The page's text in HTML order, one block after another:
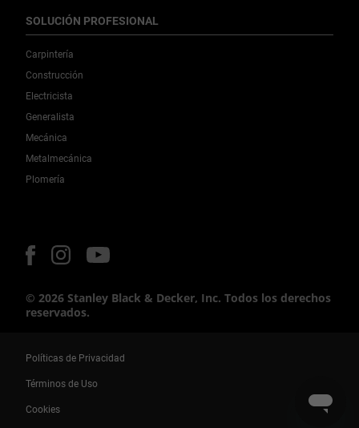
SOLUCIÓN PROFESIONAL
Carpintería
Construcción
Electricista
Generalista
Mecánica
Metalmecánica
Plomería
© 2026 Stanley Black & Decker, Inc. Todos los derechos
reservados.
Políticas de Privacidad
Términos de Uso
Cookies